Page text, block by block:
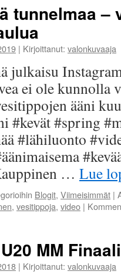
tunnelmaa –
| Kirjoittanut: valonkuvaaja
julkaisu
ei ole
ääni
#kevät #spring
#lähiluonto
… Lue
Blogit, Viimeisimmät |
, vesitippoja, video |
MM
| Kirjoittanut: valonkuvaaja